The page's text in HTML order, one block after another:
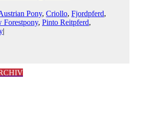
Pony, Criollo, Fjordpferd,
Forestpony, Pinto Reitpferd,